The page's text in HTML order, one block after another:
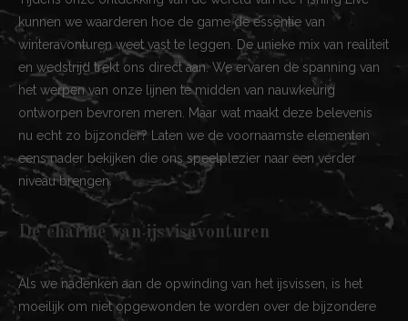
kunnen we waarderen hoe de game de essentie van
winteravonturen weet vast te leggen. De unieke mix van realiteit
en wedstrijd trekt ons direct aan. We ervaren de spanning van
het werpen van onze lijnen te midden van nauwkeurig
ontworpen bevroren meren. Maar wat maakt deze belevenis
nu echt zo bijzonder? Laten we de voornaamste elementen
eens nader bekijken die ons speelplezier naar een verder
niveau brengen.
De charme van ijsvisavonturen
Als we nadenken aan de opwinding van het ijsvissen, is het
moeilijk om niet opgewonden te worden over de bijzondere